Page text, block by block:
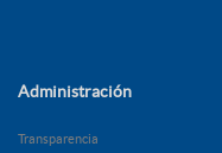
Administración
Transparencia